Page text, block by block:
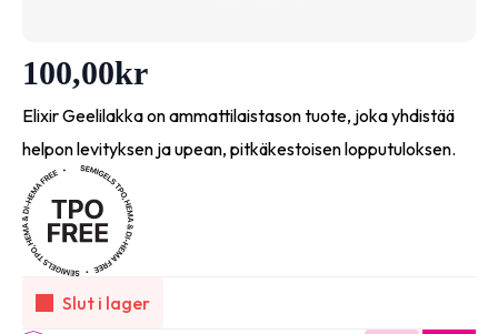
100,00kr
Elixir Geelilakka on ammattilaistason tuote, joka yhdistää
helpon levityksen ja upean, pitkäkestoisen lopputuloksen.
Slut i lager